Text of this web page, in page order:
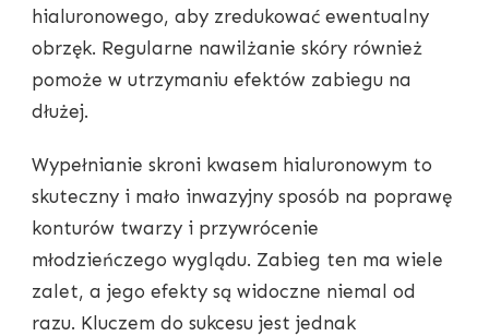
hialuronowego, aby zredukować ewentualny
obrzęk. Regularne nawilżanie skóry również
pomoże w utrzymaniu efektów zabiegu na
dłużej.
Wypełnianie skroni kwasem hialuronowym to
skuteczny i mało inwazyjny sposób na poprawę
konturów twarzy i przywrócenie
młodzieńczego wyglądu. Zabieg ten ma wiele
zalet, a jego efekty są widoczne niemal od
razu. Kluczem do sukcesu jest jednak